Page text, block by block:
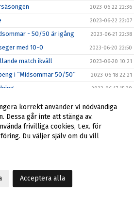
2023-06-22 22:36
2023-06-22 22:07
- 50/50 är igång 2023-06-21 22:38
med 10-0 2023-06-20 22:50
match ikväll 2023-06-20 10:21
i ”Midsommar 50/50” 2023-06-18 22:21
2023-06-17 15:39
mittpunkt?
Haparanda 2023-06-14 23:59
2023-06-14 18:16
Cup
mål i baken
korrekt använder vi nödvändiga
Dessa går inte att stänga av.
frivilliga cookies, t.ex. för
Du väljer själv om du vill
Acceptera alla